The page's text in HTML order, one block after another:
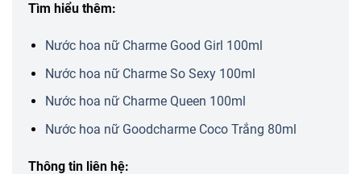
Tìm hiểu thêm:
Nước hoa nữ Charme Good Girl 100ml
Nước hoa nữ Charme So Sexy 100ml
Nước hoa nữ Charme Queen 100ml
Nước hoa nữ Goodcharme Coco Trắng 80ml
Thông tin liên hệ: